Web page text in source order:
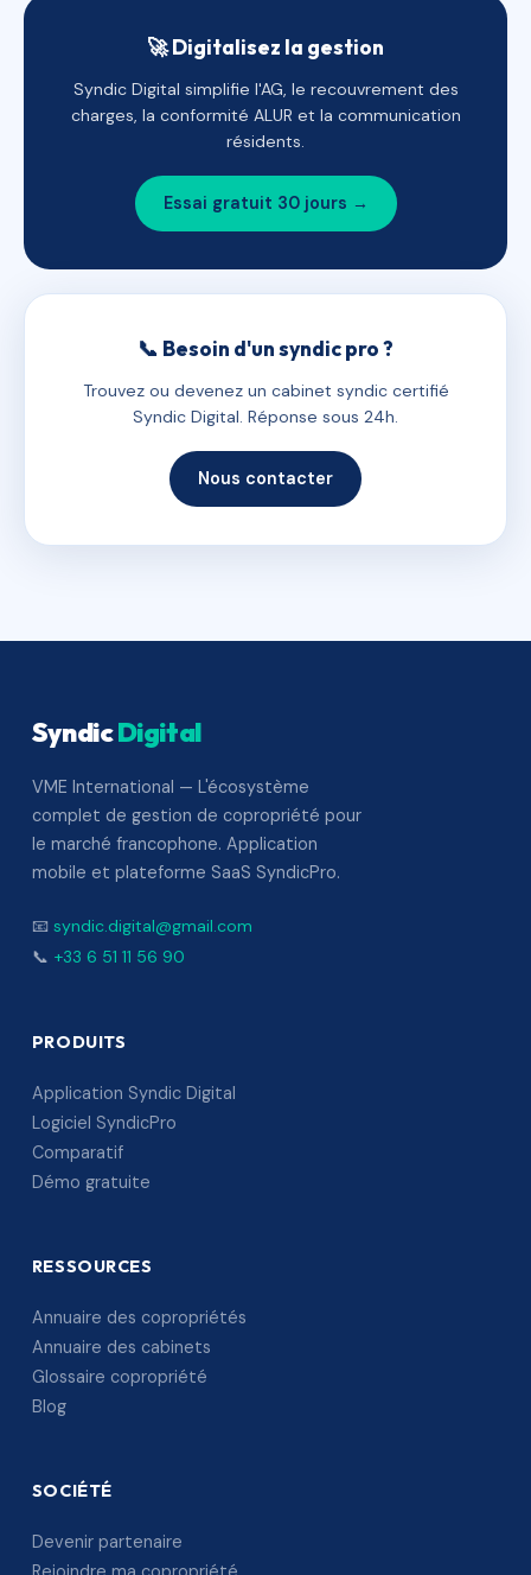
🚀 Digitalisez la gestion
Syndic Digital simplifie l'AG, le recouvrement des
charges, la conformité ALUR et la communication
résidents.
Essai gratuit 30 jours →
📞 Besoin d'un syndic pro ?
Trouvez ou devenez un cabinet syndic certifié
Syndic Digital. Réponse sous 24h.
Nous contacter
SyndicDigital
VME International — L'écosystème
complet de gestion de copropriété pour
le marché francophone. Application
mobile et plateforme SaaS SyndicPro.
📧 syndic.digital@gmail.com
📞 +33 6 51 11 56 90
PRODUITS
Application Syndic Digital
Logiciel SyndicPro
Comparatif
Démo gratuite
RESSOURCES
Annuaire des copropriétés
Annuaire des cabinets
Glossaire copropriété
Blog
SOCIÉTÉ
Devenir partenaire